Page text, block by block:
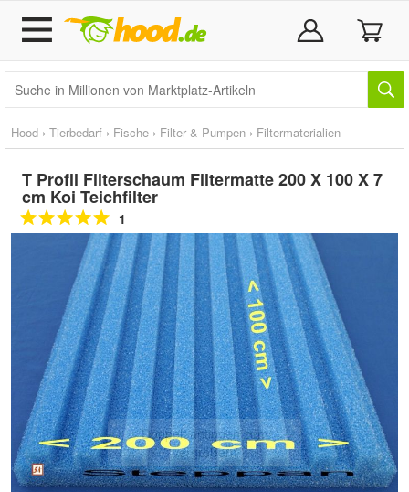
Hood › Tierbedarf › Fische › Filter & Pumpen › Filtermaterialien
T Profil Filterschaum Filtermatte 200 X 100 X 7
cm Koi Teichfilter
1
Doppelt antippen zum
vergrößern